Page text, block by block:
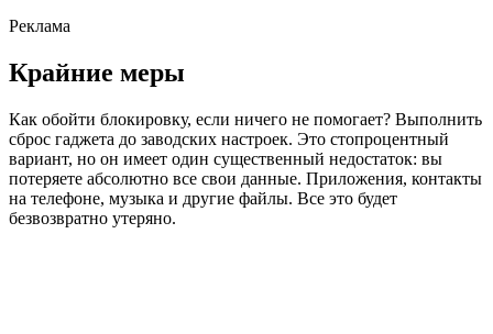
Реклама
Крайние меры
Как обойти блокировку, если ничего не помогает? Выполнить
сброс гаджета до заводских настроек. Это стопроцентный
вариант, но он имеет один существенный недостаток: вы
потеряете абсолютно все свои данные. Приложения, контакты
на телефоне, музыка и другие файлы. Все это будет
безвозвратно утеряно.